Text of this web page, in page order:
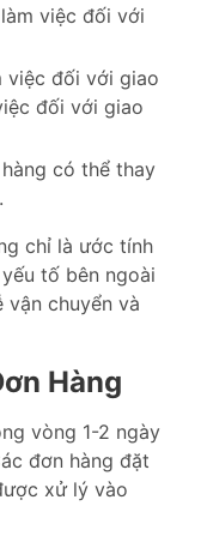
việc đối với
việc đối với giao
đối với giao
có thể thay
chỉ là ước tính
tố bên ngoài
chuyển và
Hàng
vòng 1-2 ngày
đơn hàng đặt
xử lý vào